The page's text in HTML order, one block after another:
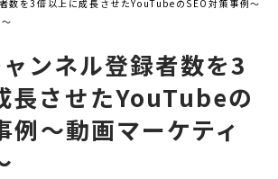
数を3倍以上に成長させたYouTubeのSEO対策事例～
ンネル登録者数を3
長させたYouTubeの
例～動画マーケティ